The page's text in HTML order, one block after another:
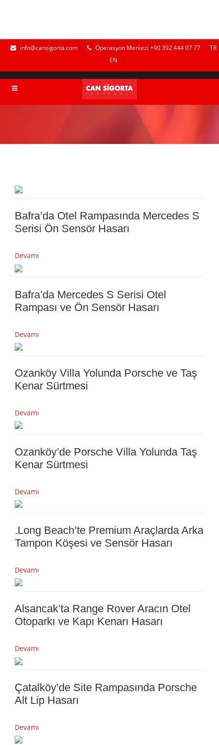
info@cansigorta.com Operasyon Merkezi +90 392 444 07 77
TR
EN
Bafra’da Otel Rampasında Mercedes S
Serisi Ön Sensör Hasarı
Devamı
Bafra’da Mercedes S Serisi Otel
Rampası ve Ön Sensör Hasarı
Devamı
Ozanköy Villa Yolunda Porsche ve Taş
Kenar Sürtmesi
Devamı
Ozanköy’de Porsche Villa Yolunda Taş
Kenar Sürtmesi
Devamı
.Long Beach’te Premium Araçlarda Arka
Tampon Köşesi ve Sensör Hasarı
Devamı
Alsancak’ta Range Rover Aracın Otel
Otoparkı ve Kapı Kenarı Hasarı
Devamı
Çatalköy’de Site Rampasında Porsche
Alt Lip Hasarı
Devamı